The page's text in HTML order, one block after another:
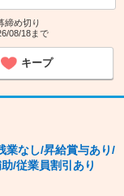
締め切り
08/18まで
キープ
業なし/昇給賞与あり/
/従業員割引あり